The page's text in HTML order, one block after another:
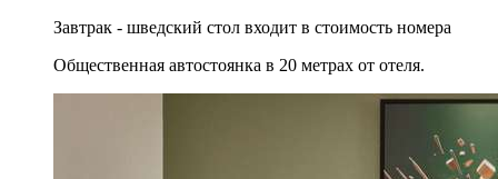
Завтрак - шведский стол входит в стоимость номера
Общественная автостоянка в 20 метрах от отеля.